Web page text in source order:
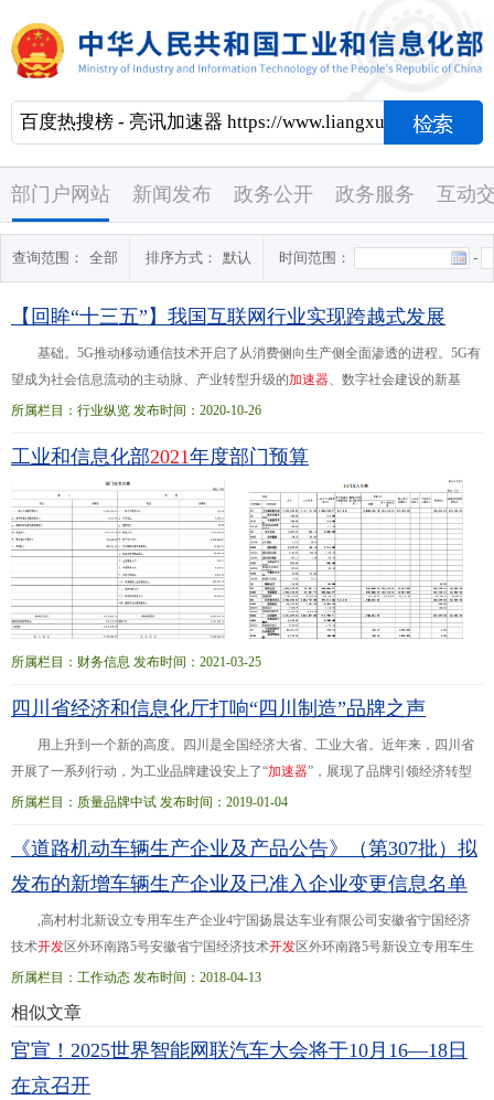
部门户网站 新闻发布 政务公开 政务服务 互动
查询范围： 全部 排序方式： 默认 时间范围： -
【回眸“十三五”】我国互联网行业实现跨越式发展
基础。5G推动移动通信技术开启了从消费侧向生产侧全面渗透的进程。5G有
望成为社会信息流动的主动脉、产业转型升级的加速器、数字社会建设的新基
石，其影响力已远远超出信息通信行业范畴。 消费互联网应用全面移动化。截
全覆盖，在线教育已成为提升贫困地区教育水平，激发内生脱贫动力的有效途
、掌门1对1等企业帮助贫困地区中小学建设智慧课堂，利用互联
网
所属栏目：行业纵览 发布时间：2020-10-26
工业和信息化部2021年度部门预算
所属栏目：财务信息 发布时间：2021-03-25
四川省经济和信息化厅打响“四川制造”品牌之声
用上升到一个新的高度。四川是全国经济大省、工业大省。近年来，四川省
开展了一系列行动，为工业品牌建设安上了“加速器”，展现了品牌引领经济转型
发展的强大动力。今年1-11月，全省规模以上工业增加值同比增长8.3%，增速比
负责人表示，通过“四川制造·中国荣耀”栏目，将大力宣传“四川制造”品牌，凝聚
品牌力量，展示品牌魅力，创建品牌榜样，多路径提升“四川制造”影响力和传播
所属栏目：质量品牌中试 发布时间：2019-01-04
《道路机动车辆生产企业及产品公告》（第307批）拟
发布的新增车辆生产企业及已准入企业变更信息名单
,高村村北新设立专用车生产企业4宁国扬晨达车业有限公司安徽省宁国经济
技术开发区外环南路5号安徽省宁国经济技术开发区外环南路5号新设立专用车生
产企业5安徽财富汽车有限公司安徽省 合 肥市
二层安徽...经济
汽车股份有限公司注册地址安徽省 合肥市葛淝路97号安徽省合 肥市葛
所属栏目：工作动态 发布时间：2018-04-13
相似文章
官宣！2025世界智能网联汽车大会将于10月16—18日
在京召开